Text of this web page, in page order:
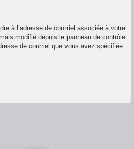
à l’adresse de courriel associée à votre
modifié depuis le panneau de contrôle
de courriel que vous avez spécifiée